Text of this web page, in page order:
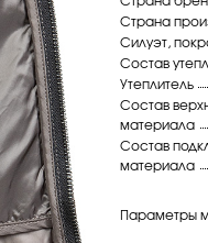
Страна
Силуэт,
Состав
Утеплитель
Состав
материала
Состав
материала
Параметры